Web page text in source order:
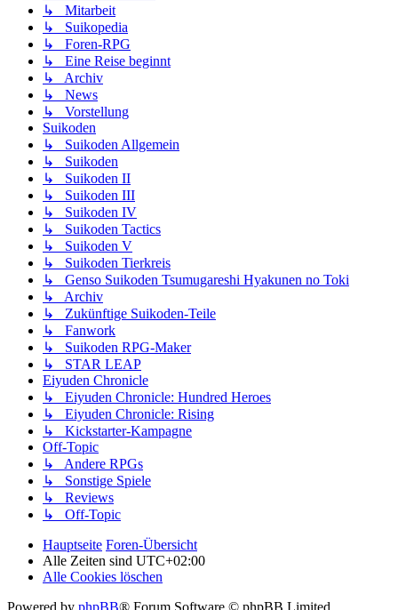
↳ Mitarbeit
↳ Suikopedia
↳ Foren-RPG
↳ Eine Reise beginnt
↳ Archiv
↳ News
↳ Vorstellung
Suikoden
↳ Suikoden Allgemein
↳ Suikoden
↳ Suikoden II
↳ Suikoden III
↳ Suikoden IV
↳ Suikoden Tactics
↳ Suikoden V
↳ Suikoden Tierkreis
↳ Genso Suikoden Tsumugareshi Hyakunen no Toki
↳ Archiv
↳ Zukünftige Suikoden-Teile
↳ Fanwork
↳ Suikoden RPG-Maker
↳ STAR LEAP
Eiyuden Chronicle
↳ Eiyuden Chronicle: Hundred Heroes
↳ Eiyuden Chronicle: Rising
↳ Kickstarter-Kampagne
Off-Topic
↳ Andere RPGs
↳ Sonstige Spiele
↳ Reviews
↳ Off-Topic
Hauptseite Foren-Übersicht
Alle Zeiten sind UTC+02:00
Alle Cookies löschen